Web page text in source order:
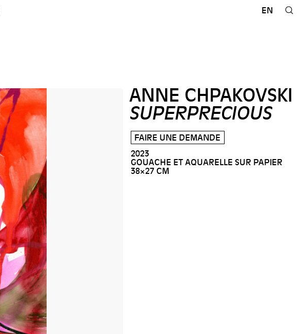
EN
ANNE CHPAKOVSKI
SUPERPRECIOUS
FAIRE UNE DEMANDE
2023
GOUACHE ET AQUARELLE SUR PAPIER
38×27 CM